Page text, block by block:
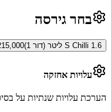
בחר גירסה
S Chilli 1.6 ליטר (דור 1)
עלויות אחזקה
הערכת עלויות שנתיות על בסיס 15,000 ק״מ